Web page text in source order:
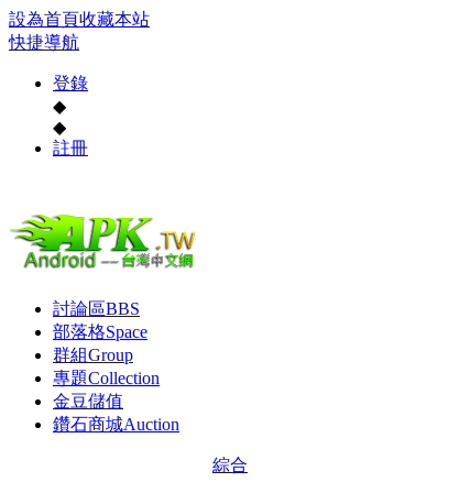
設為首頁收藏本站
快捷導航
登錄
◆
◆
註冊
討論區BBS
部落格Space
群組Group
專題Collection
金豆儲值
鑽石商城Auction
綜合